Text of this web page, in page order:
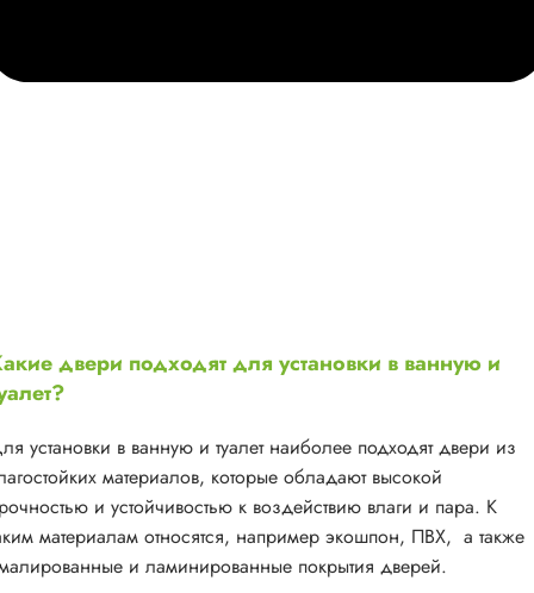
двери подходят для установки в ванную и
установки в ванную и туалет наиболее подходят двери из
материалов, которые обладают высокой
и устойчивостью к воздействию влаги и пара. К
материалам относятся, например экошпон, ПВХ, а также
и ламинированные покрытия дверей.